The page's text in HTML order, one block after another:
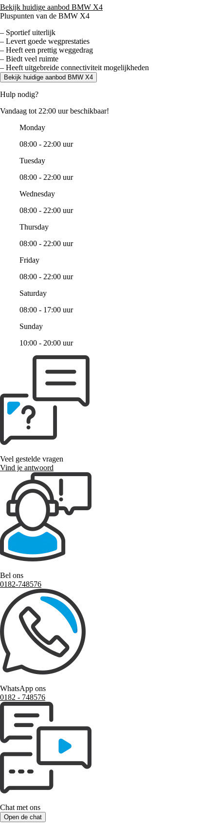
Bekijk huidige aanbod BMW X4
Pluspunten van de BMW X4
– Sportief uiterlijk
– Levert goede wegprestaties
– Heeft een prettig weggedrag
– Biedt veel ruimte
– Heeft uitgebreide connectiviteit mogelijkheden
Bekijk huidige aanbod BMW X4
Hulp nodig?
Vandaag tot 22:00 uur beschikbaar!
Monday
08:00 - 22:00 uur
Tuesday
08:00 - 22:00 uur
Wednesday
08:00 - 22:00 uur
Thursday
08:00 - 22:00 uur
Friday
08:00 - 22:00 uur
Saturday
08:00 - 17:00 uur
Sunday
10:00 - 20:00 uur
Veel gestelde vragen
Vind je antwoord
Bel ons
0182-748576
WhatsApp ons
0182 ‑ 748576
Chat met ons
Open de chat